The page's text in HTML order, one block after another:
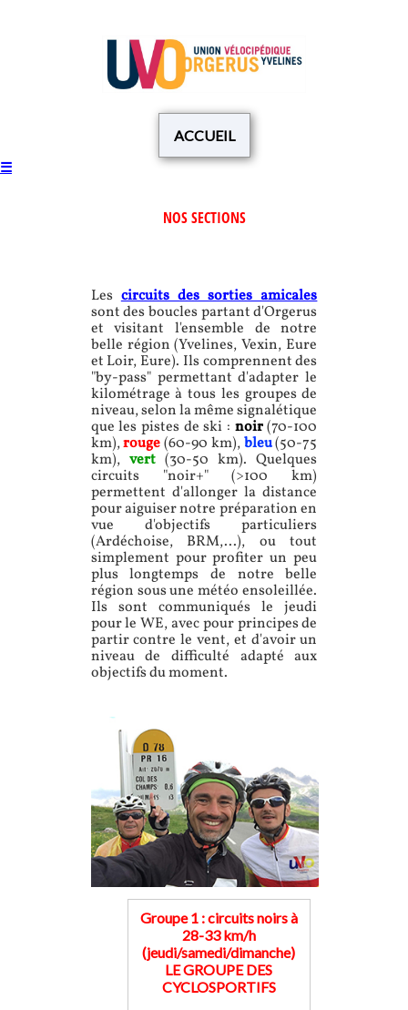
ACCUEIL
☰
NOS SECTIONS
Lescircuits des sorties amicales
sont des boucles partant d'Orgerus
et visitant l'ensemble de notre
belle région (Yvelines, Vexin, Eure
et Loir, Eure). Ils comprennent des
"by-pass" permettant d'adapter le
kilométrage à tous les groupes de
niveau, selon la même signalétique
que les pistes de ski : noir(70-100
km),rouge(60-90 km),bleu(50-75
km), vert(30-50 km). Quelques
circuits "noir+" (>100 km)
permettent d'allonger la distance
pour aiguiser notre préparation en
vue d'objectifs particuliers
(Ardéchoise, BRM,...), ou tout
simplement pour profiter un peu
plus longtemps de notre belle
région sous une météo ensoleillée.
Ils sont communiqués le jeudi
pour le WE, avec pour principes de
partir contre le vent, et d'avoir un
niveau de difficulté adapté aux
objectifs du moment.
Groupe 1 : circuits noirs à
28-33 km/h
(jeudi/samedi/dimanche)
LE GROUPE DES
CYCLOSPORTIFS